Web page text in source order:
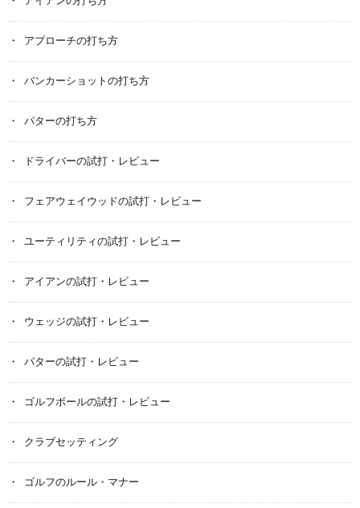
アプローチの打ち方
バンカーショットの打ち方
パターの打ち方
ドライバーの試打・レビュー
フェアウェイウッドの試打・レビュー
ユーティリティの試打・レビュー
アイアンの試打・レビュー
ウェッジの試打・レビュー
パターの試打・レビュー
ゴルフボールの試打・レビュー
クラブセッティング
ゴルフのルール・マナー